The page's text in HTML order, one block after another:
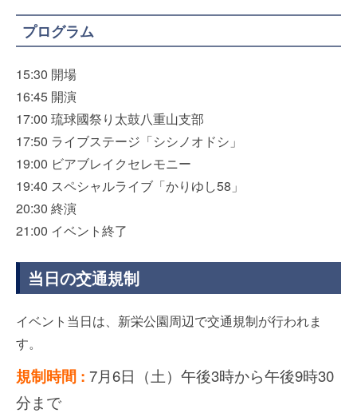
プログラム
15:30 開場
16:45 開演
17:00 琉球國祭り太鼓八重山支部
17:50 ライブステージ「シシノオドシ」
19:00 ビアブレイクセレモニー
19:40 スペシャルライブ「かりゆし58」
20:30 終演
21:00 イベント終了
当日の交通規制
イベント当日は、新栄公園周辺で交通規制が行われま
す。
規制時間 : 7月6日（土）午後3時から午後9時30
分まで